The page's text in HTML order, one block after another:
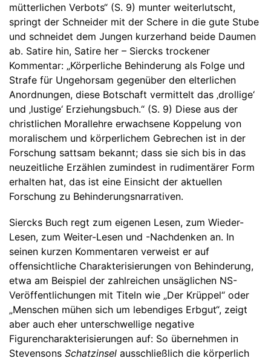
mütterlichen Verbots“ (S. 9) munter weiterlutscht,
springt der Schneider mit der Schere in die gute Stube
und schneidet dem Jungen kurzerhand beide Daumen
ab. Satire hin, Satire her – Siercks trockener
Kommentar: „Körperliche Behinderung als Folge und
Strafe für Ungehorsam gegenüber den elterlichen
Anordnungen, diese Botschaft vermittelt das ‚drollige‘
und ‚lustige‘ Erziehungsbuch.“ (S. 9) Diese aus der
christlichen Morallehre erwachsene Koppelung von
moralischem und körperlichem Gebrechen ist in der
Forschung sattsam bekannt; dass sie sich bis in das
neuzeitliche Erzählen zumindest in rudimentärer Form
erhalten hat, das ist eine Einsicht der aktuellen
Forschung zu Behinderungsnarrativen.
Siercks Buch regt zum eigenen Lesen, zum Wieder-
Lesen, zum Weiter-Lesen und -Nachdenken an. In
seinen kurzen Kommentaren verweist er auf
offensichtliche Charakterisierungen von Behinderung,
etwa am Beispiel der zahlreichen unsäglichen NS-
Veröffentlichungen mit Titeln wie „Der Krüppel“ oder
„Menschen mühen sich um lebendiges Erbgut“, zeigt
aber auch eher unterschwellige negative
Figurencharakterisierungen auf: So übernehmen in
Stevensons Schatzinsel ausschließlich die körperlich